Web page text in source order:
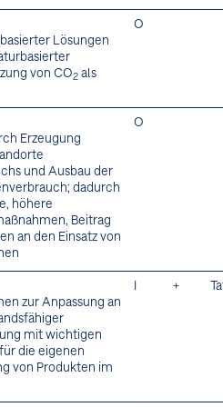
Lösungen
von CO2 als
O
Erzeugung
und Ausbau der
dadurch
höhere
Beitrag
an den Einsatz von
O
zur Anpassung an
mit wichtigen
die eigenen
von Produkten im
I +